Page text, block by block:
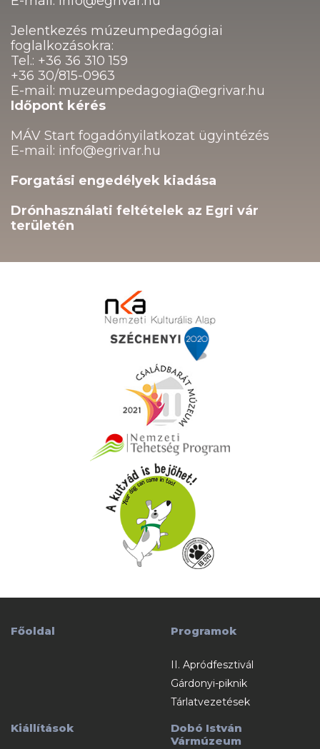
Jelentkezés múzeumpedagógiai
foglalkozásokra:
Tel.: +36 36 310 159
+36 30/815-0963
E-mail: muzeumpedagogia@egrivar.hu
Időpont kérés
MÁV Start fogadónyilatkozat ügyintézés
E-mail: info@egrivar.hu
Forgatási engedélyek kiadása
Drónhasználati feltételek az Egri vár
területén
Főoldal Programok
II. Apródfesztivál
Gárdonyi-piknik
Tárlatvezetések
Kiállítások
Dobó István
Vármúzeum